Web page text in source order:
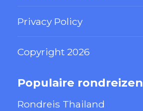
Privacy Policy
Copyright 2026
Populaire rondreizen
Rondreis Thailand